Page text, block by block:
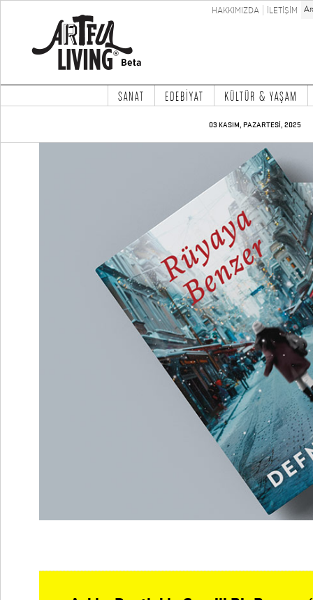
HAKKIMIZDA İLETİŞİM
SANAT EDEBİYAT KÜLTÜR & YAŞAM
03 KASIM, PAZARTESİ, 2025